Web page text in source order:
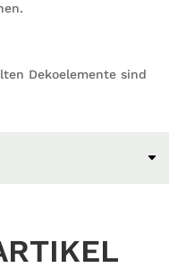
Dekoelemente sind